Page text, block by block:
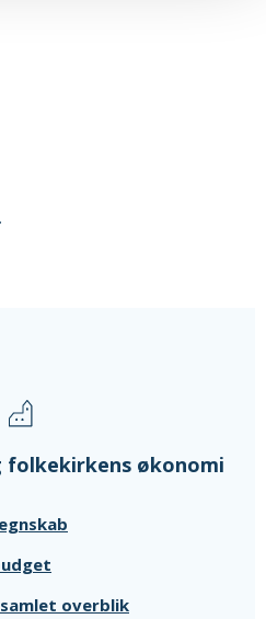
folkekirkens økonomi
overblik